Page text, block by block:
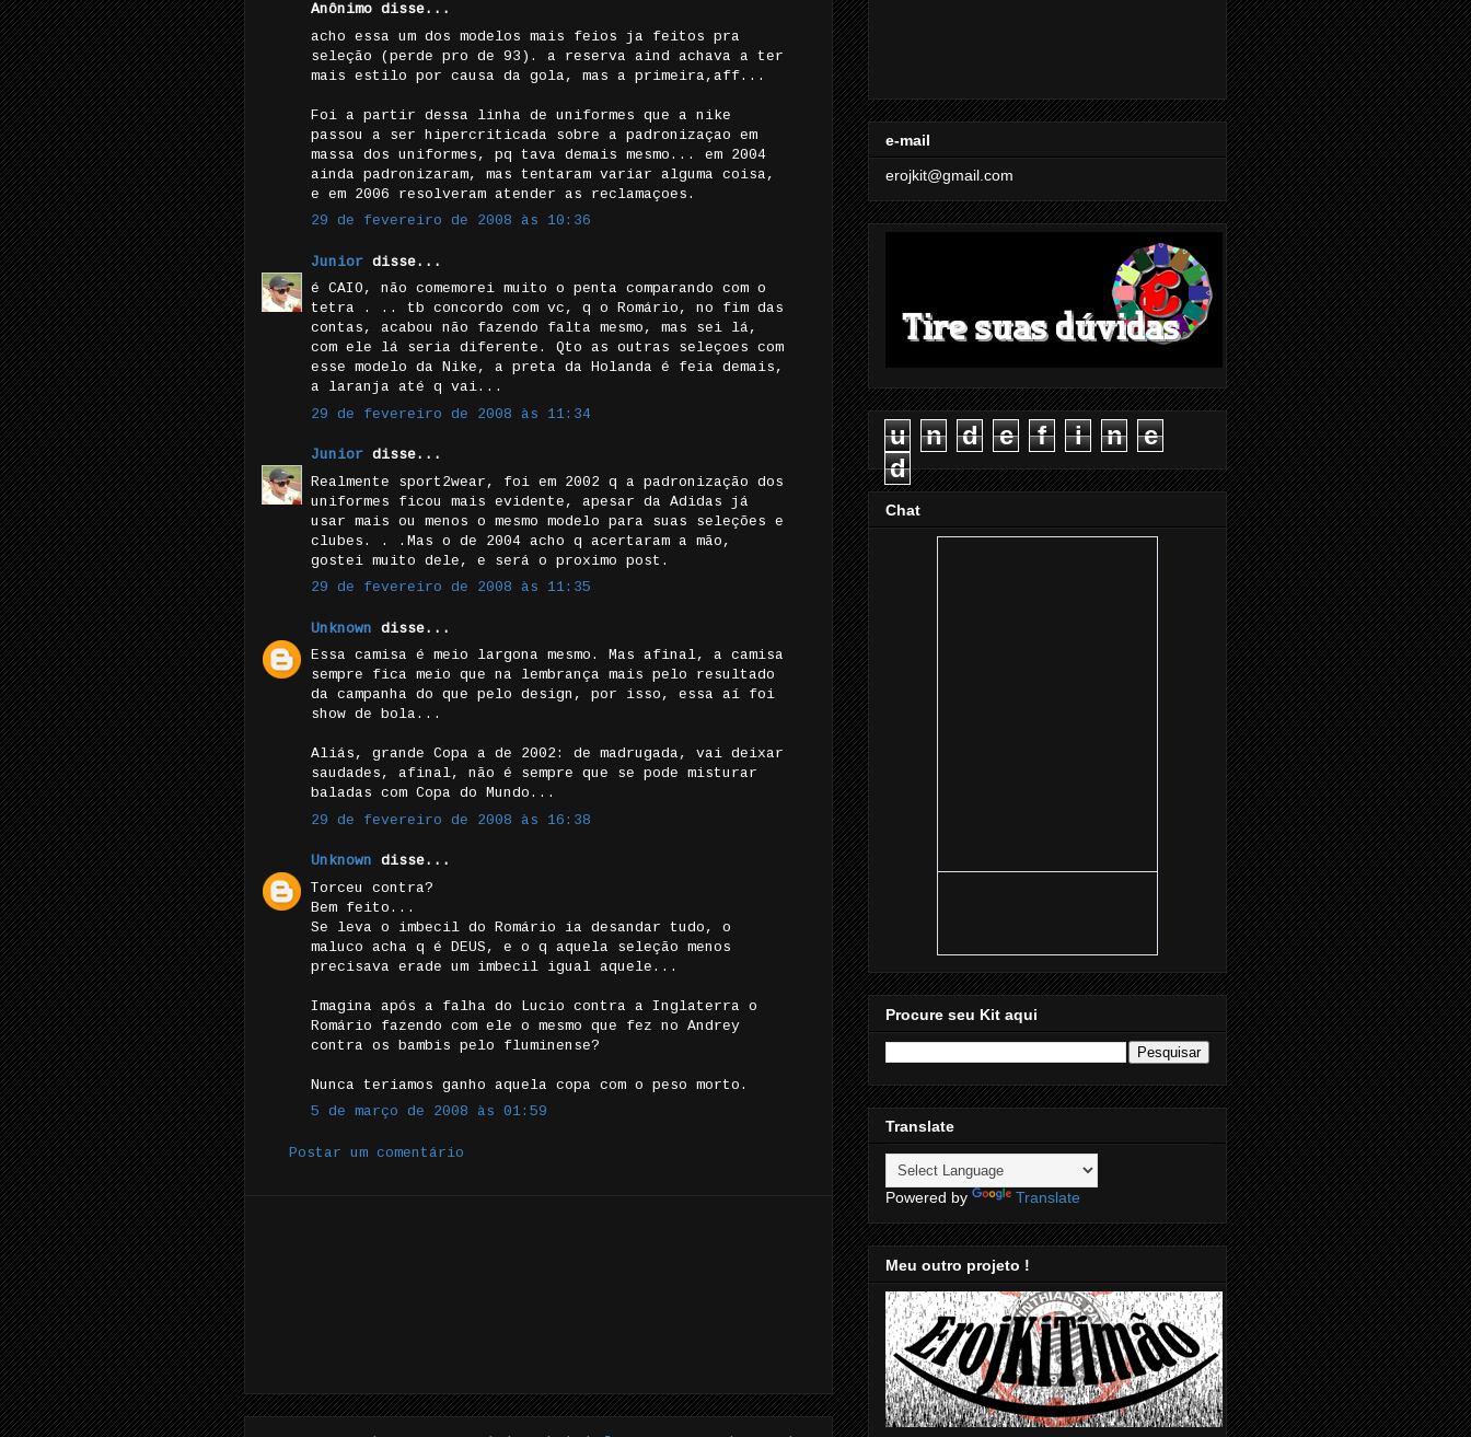
Anônimo disse...
acho essa um dos modelos mais feios ja feitos pra
seleção (perde pro de 93). a reserva aind achava a ter
mais estilo por causa da gola, mas a primeira,aff...
Foi a partir dessa linha de uniformes que a nike
passou a ser hipercriticada sobre a padronizaçao em
massa dos uniformes, pq tava demais mesmo... em 2004
ainda padronizaram, mas tentaram variar alguma coisa,
e em 2006 resolveram atender as reclamaçoes.
29 de fevereiro de 2008 às 10:36
Junior disse...
é CAIO, não comemorei muito o penta comparando com o
tetra . .. tb concordo com vc, q o Romário, no fim das
contas, acabou não fazendo falta mesmo, mas sei lá,
com ele lá seria diferente. Qto as outras seleçoes com
esse modelo da Nike, a preta da Holanda é feia demais,
a laranja até q vai...
29 de fevereiro de 2008 às 11:34
Junior disse...
Realmente sport2wear, foi em 2002 q a padronização dos
uniformes ficou mais evidente, apesar da Adidas já
usar mais ou menos o mesmo modelo para suas seleções e
clubes. . .Mas o de 2004 acho q acertaram a mão,
gostei muito dele, e será o proximo post.
29 de fevereiro de 2008 às 11:35
Unknown disse...
Essa camisa é meio largona mesmo. Mas afinal, a camisa
sempre fica meio que na lembrança mais pelo resultado
da campanha do que pelo design, por isso, essa aí foi
show de bola...
Aliás, grande Copa a de 2002: de madrugada, vai deixar
saudades, afinal, não é sempre que se pode misturar
baladas com Copa do Mundo...
29 de fevereiro de 2008 às 16:38
Unknown disse...
Torceu contra?
Bem feito...
Se leva o imbecil do Romário ia desandar tudo, o
maluco acha q é DEUS, e o q aquela seleção menos
precisava erade um imbecil igual aquele...
Imagina após a falha do Lucio contra a Inglaterra o
Romário fazendo com ele o mesmo que fez no Andrey
contra os bambis pelo fluminense?
Nunca teriamos ganho aquela copa com o peso morto.
5 de março de 2008 às 01:59
Postar um comentário
e-mail
erojkit@gmail.com
u n d e f i n
e
d
Chat
Procure seu Kit aqui
Translate
Powered by Translate
Meu outro projeto !